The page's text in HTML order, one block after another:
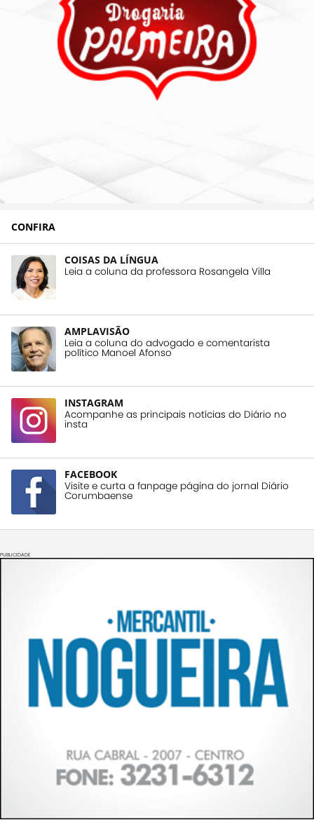
CONFIRA
COISAS DA LÍNGUA
Leia a coluna da professora Rosangela Villa
AMPLAVISÃO
Leia a coluna do advogado e comentarista
político Manoel Afonso
INSTAGRAM
Acompanhe as principais notícias do Diário no
insta
FACEBOOK
Visite e curta a fanpage página do jornal Diário
Corumbaense
PUBLICIDADE